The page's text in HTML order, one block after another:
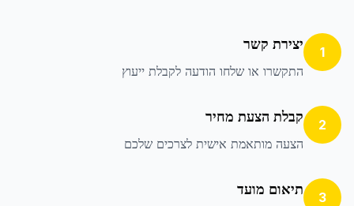
1 יצירת קשר
התקשרו או שלחו הודעה לקבלת ייעוץ
2 קבלת הצעת מחיר
הצעה מותאמת אישית לצרכים שלכם
3 תיאום מועד